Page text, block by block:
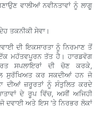
ਵਾਲੀਆਂ ਨਵੀਨਤਾਵਾਂ ਨੂੰ ਲਾਗੂ
ਤਕਨੀਕੀ ਸੇਵਾ।
ਦੀ ਇਕਸਾਰਤਾ ਨੂੰ ਨਿਰਮਾਣ ਤੋਂ
ਮਹੱਤਵਪੂਰਨ ਤੱਤ ਹੈ। ਹਾਰਡਵੋਗ
ਸਪਲਾਇਰਾਂ ਦੀ ਚੋਣ ਕਰਕੇ,
ਸੁਰੱਖਿਅਤ ਕਰ ਸਕਦੀਆਂ ਹਨ ਜੋ
ਦੀਆਂ ਜ਼ਰੂਰਤਾਂ ਨੂੰ ਸੰਤੁਲਿਤ ਕਰਦੇ
ਦੇ ਰੂਪ ਵਿੱਚ, ਅਸੀਂ ਅਜਿਹੀ
ਦਵਾਈ ਅਤੇ ਇਸ 'ਤੇ ਨਿਰਭਰ ਲੋਕਾਂ